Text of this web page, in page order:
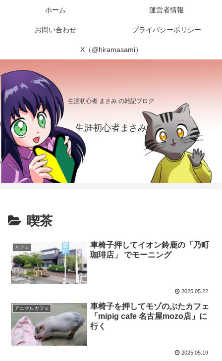
生涯初心者 まさみ の雑記ブログ
生涯初心者まさみ
ホーム 運営者情報
お問い合わせ プライバシーポリシー
X（@hiramasami）
喫茶
カフェ
車椅子押してイオン鈴鹿の「乃町
珈琲店」 でモーニング
2025.05.22
アニマルカフェ
車椅子を押してモゾのぶたカフェ
「mipig cafe 名古屋mozo店」に
行く
2025.05.19